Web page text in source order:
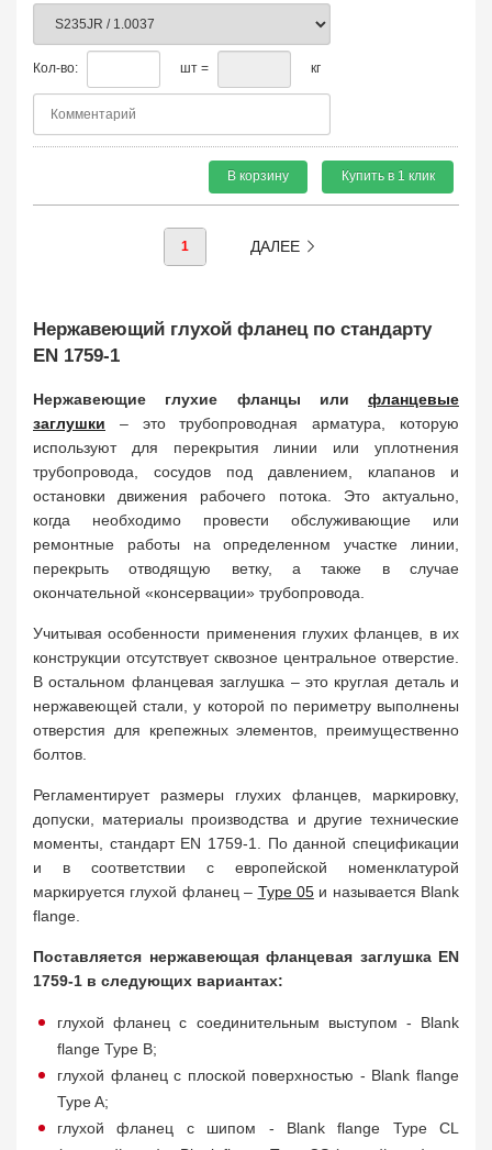
Кол-во: шт = кг
В корзину Купить в 1 клик
1 ДАЛЕЕ
Нержавеющий глухой фланец по стандарту
EN 1759-1
Нержавеющие глухие фланцы или фланцевые
заглушки – это трубопроводная арматура, которую
используют для перекрытия линии или уплотнения
трубопровода, сосудов под давлением, клапанов и
остановки движения рабочего потока. Это актуально,
когда необходимо провести обслуживающие или
ремонтные работы на определенном участке линии,
перекрыть отводящую ветку, а также в случае
окончательной «консервации» трубопровода.
Учитывая особенности применения глухих фланцев, в их
конструкции отсутствует сквозное центральное отверстие.
В остальном фланцевая заглушка – это круглая деталь и
нержавеющей стали, у которой по периметру выполнены
отверстия для крепежных элементов, преимущественно
болтов.
Регламентирует размеры глухих фланцев, маркировку,
допуски, материалы производства и другие технические
моменты, стандарт EN 1759-1. По данной спецификации
и в соответствии с европейской номенклатурой
маркируется глухой фланец – Type 05и называется Blank
flange.
Поставляется нержавеющая фланцевая заглушка EN
1759-1 в следующих вариантах:
глухой фланец с соединительным выступом - Blank
flange Type B;
глухой фланец с плоской поверхностью - Blank flange
Type A;
глухой фланец с шипом - Blank flange Type CL